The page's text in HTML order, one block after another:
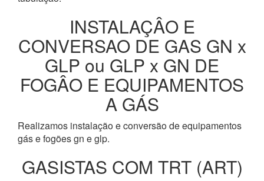
INSTALAÇÂO E
CONVERSAO DE GAS GN x
GLP ou GLP x GN DE
FOGÂO E EQUIPAMENTOS
A GÁS
Realizamos instalação e conversão de equipamentos
gás e fogões gn e glp.
GASISTAS COM TRT (ART)